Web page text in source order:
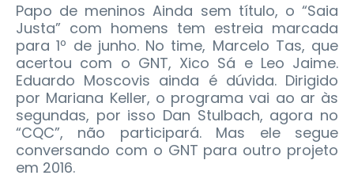
Papo de meninos Ainda sem título, o “Saia
Justa” com homens tem estreia marcada
para 1º de junho. No time, Marcelo Tas, que
acertou com o GNT, Xico Sá e Leo Jaime.
Eduardo Moscovis ainda é dúvida. Dirigido
por Mariana Keller, o programa vai ao ar às
segundas, por isso Dan Stulbach, agora no
“CQC”, não participará. Mas ele segue
conversando com o GNT para outro projeto
em 2016.